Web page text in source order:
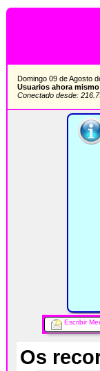
Domingo 09 de Agosto
Usuarios ahora
Conectado desde:
Escribir
Os